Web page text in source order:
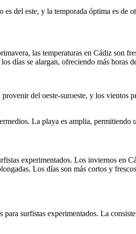
del este, y la temporada óptima es de
las temperaturas en Cádiz son
días se alargan, ofreciendo más horas
del oeste-suroeste, y los vientos
La playa es amplia, permitiendo
experimentados.​ Los inviernos en
Los días son más cortos y
surfistas experimentados. La